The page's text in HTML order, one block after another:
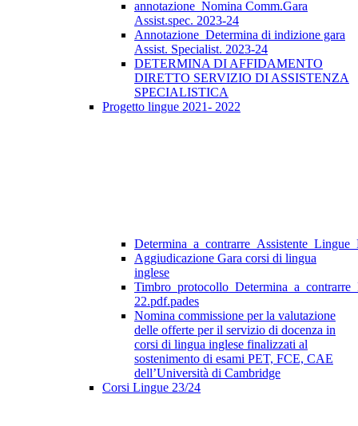
annotazione_Nomina Comm.Gara
Assist.spec. 2023-24
Annotazione_Determina di indizione gara
Assist. Specialist. 2023-24
DETERMINA DI AFFIDAMENTO
DIRETTO SERVIZIO DI ASSISTENZA
SPECIALISTICA
Progetto lingue 2021- 2022
Aggiudicazione Gara corsi di lingua
inglese
22.pdf.pades
Nomina commissione per la valutazione
delle offerte per il servizio di docenza in
corsi di lingua inglese finalizzati al
sostenimento di esami PET, FCE, CAE
dell’Università di Cambridge
Corsi Lingue 23/24